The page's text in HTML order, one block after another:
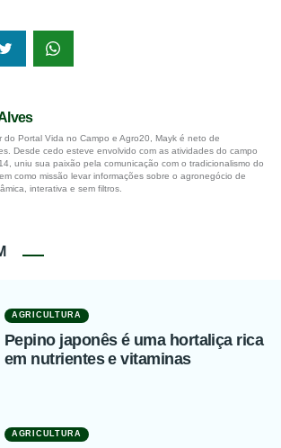
do Portal Vida no Campo e Agro20, Mayk é neto de
Desde cedo esteve envolvido com as atividades do campo
uniu sua paixão pela comunicação com o tradicionalismo do
como missão levar informações sobre o agronegócio de
interativa e sem filtros.
AGRICULTURA
Pepino japonês é uma hortaliça rica
em nutrientes e vitaminas
AGRICULTURA